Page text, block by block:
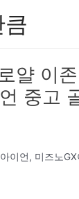
얄 이
중고
이언, 미즈노